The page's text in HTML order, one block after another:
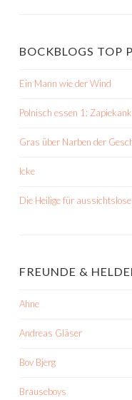
BOCKBLOGS TOP
Ein Mann wie der Wind
Polnisch essen 1:
Gras über Narben der
Icke
Die Heilige für
FREUNDE &
Ahne
Andreas Gläser
Bov Bjerg
Brauseboys